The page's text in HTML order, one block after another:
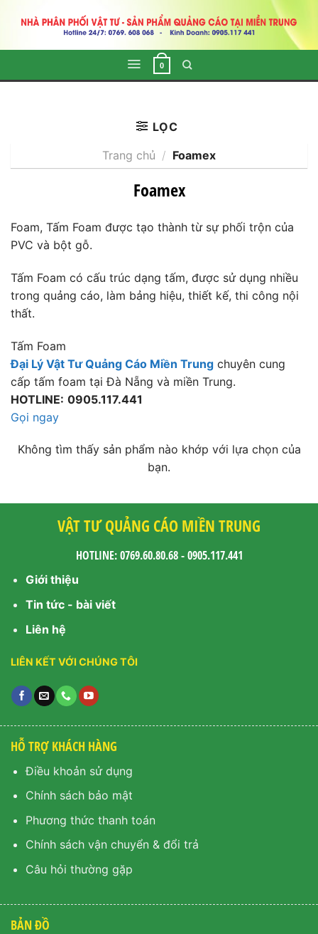
0
Foamex
Trang chủ / Foamex
LỌC
Foam, Tấm Foam được tạo thành từ sự phối trộn của
PVC và bột gỗ.
Tấm Foam có cấu trúc dạng tấm, được sử dụng nhiều
trong quảng cáo, làm bảng hiệu, thiết kế, thi công nội
thất.
Tấm Foam
Đại Lý Vật Tư Quảng Cáo Miền Trung chuyên cung
cấp tấm foam tại Đà Nẵng và miền Trung.
HOTLINE: 0905.117.441
Gọi ngay
Không tìm thấy sản phẩm nào khớp với lựa chọn của
bạn.
VẬT TƯ QUẢNG CÁO MIỀN TRUNG
HOTLINE: 0769.60.80.68 - 0905.117.441
Giới thiệu
Tin tức - bài viết
Liên hệ
LIÊN KẾT VỚI CHÚNG TÔI
HỖ TRỢ KHÁCH HÀNG
Điều khoản sử dụng
Chính sách bảo mật
Phương thức thanh toán
Chính sách vận chuyển & đổi trả
Câu hỏi thường gặp
BẢN ĐỒ